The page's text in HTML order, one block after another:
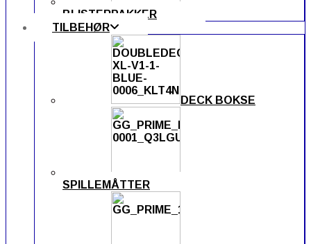
BLISTERPAKKER
TILBEHØR
DECK BOKSE
SPILLEMÅTTER